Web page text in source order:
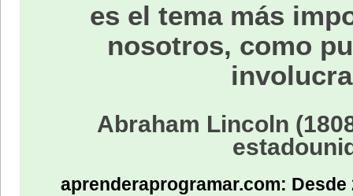
es el tema más
nosotros, como
Abraham Lincoln
aprenderaprogramar.com: